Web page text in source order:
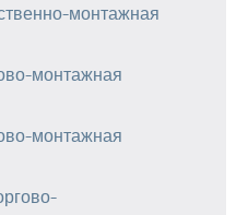
монтажная
монтажная
монтажная